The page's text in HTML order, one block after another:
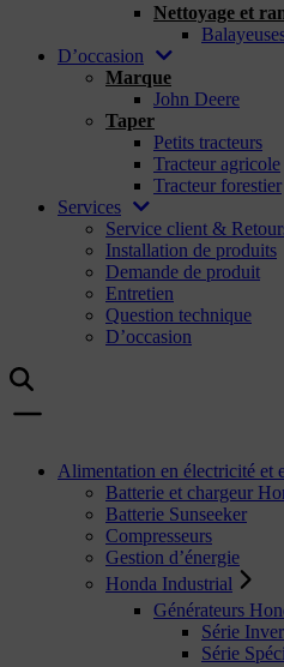
Nettoyage et
D’occasion
Marque
John Deere
Taper
Petits tracteurs
Tracteur agricole
Tracteur forestier
Services
Service client &
Installation de produits
Demande de produit
Entretien
Question technique
D’occasion
Alimentation en électricité et
Batterie et chargeur
Batterie Sunseeker
Compresseurs
Gestion d’énergie
Honda Industrial
Générateurs
Série
Série